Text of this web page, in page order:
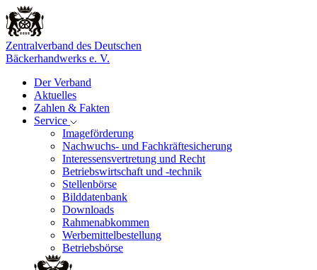
Zentralverband des Deutschen
Bäckerhandwerks e. V.
Der Verband
Aktuelles
Zahlen & Fakten
Service
Imageförderung
Nachwuchs- und Fachkräftesicherung
Interessensvertretung und Recht
Betriebswirtschaft und -technik
Stellenbörse
Bilddatenbank
Downloads
Rahmenabkommen
Werbemittelbestellung
Betriebsbörse